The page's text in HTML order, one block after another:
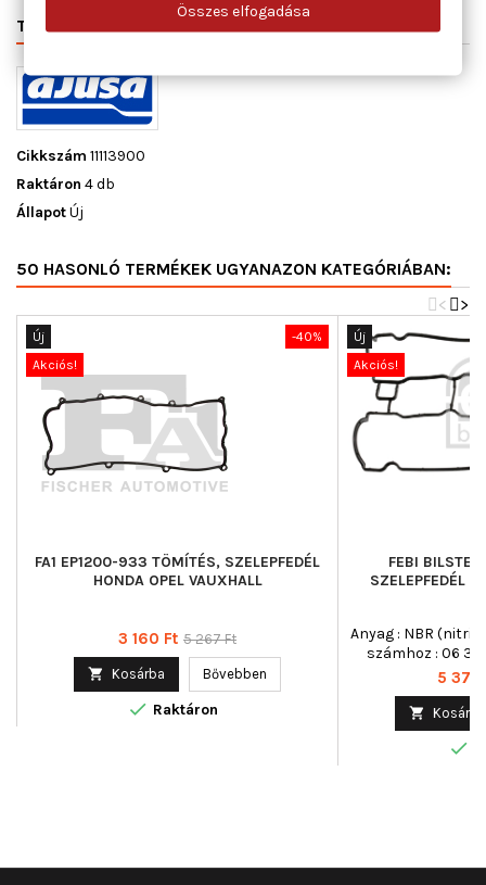
TERMÉK RÉSZLETEI VÁLTÓSZÁMOK
Cikkszám 11113900
Raktáron 4 db
ÁllapotÚj
50 HASONLÓ TERMÉKEK UGYANAZON KATEGÓRIÁBAN:
>
<
-40%
Új
Akciós!
FA1 EP1200-933 TÖMÍTÉS, SZELEPFEDÉL
HONDA OPEL VAUXHALL
Ár
3 160 Ft Normál
5 267 Ft
 Kosárba Bővebben
 Raktáron
Új
Akciós!
FEBI
SZELEPFEDÉL
Anyag : NBR
számhoz : 06 38
Ár
5 374
 Kosárba

Összes elfogadása